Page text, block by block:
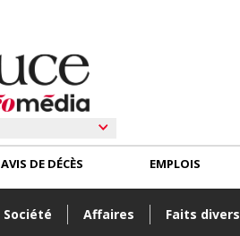
Société Affaires Faits divers
AVIS DE DÉCÈS EMPLOIS